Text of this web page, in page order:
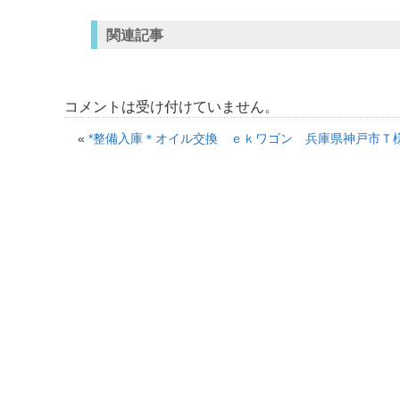
関連記事
コメントは受け付けていません。
« *整備入庫＊オイル交換 ｅｋワゴン 兵庫県神戸市Ｔ